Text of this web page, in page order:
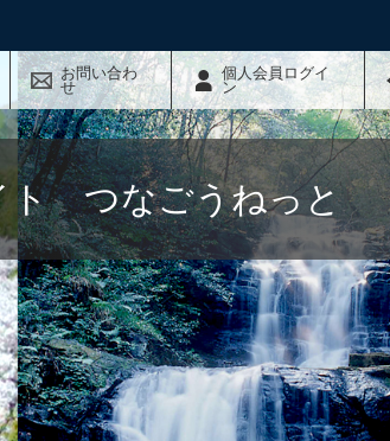
お問い合わ
せ
個人会員ログイ
ン
ト つなごうねっと